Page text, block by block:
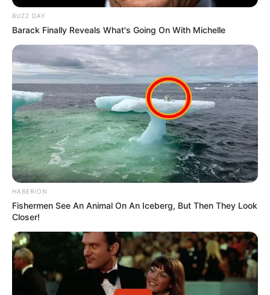
BUZZ DAY
Barack Finally Reveals What's Going On With Michelle
HABERION
Fishermen See An Animal On An Iceberg, But Then They Look
Closer!